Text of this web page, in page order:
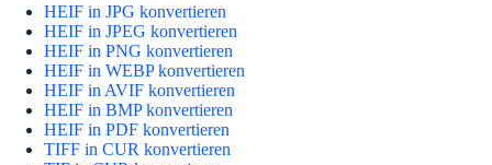
HEIF in JPG konvertieren
HEIF in JPEG konvertieren
HEIF in PNG konvertieren
HEIF in WEBP konvertieren
HEIF in AVIF konvertieren
HEIF in BMP konvertieren
HEIF in PDF konvertieren
TIFF in CUR konvertieren